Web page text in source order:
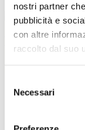
nostri partner
pubblicità e
con altre
raccolto dal suo
delNecessari
Luciano
12 Febbraio 1943 - 6
Condividi